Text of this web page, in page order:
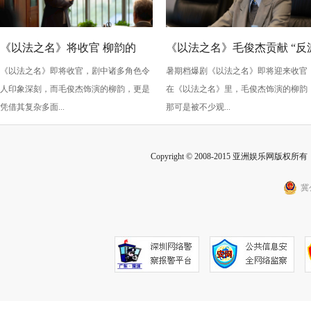
《以法之名》将收官 柳韵的
“蠢” 让毛俊杰重回巅峰
《以法之名》即将收官，剧中诸多角色令
人印象深刻，而毛俊杰饰演的柳韵，更是
凭借其复杂多面...
《以法之名》毛俊杰贡献 “反
级” 演技？柳韵的 “蠢” 是表演
的胜利！
暑期档爆剧《以法之名》即将迎来收官
在《以法之名》里，毛俊杰饰演的柳韵
那可是被不少观...
Copyright © 2008-2015 亚洲娱乐网版权所
冀